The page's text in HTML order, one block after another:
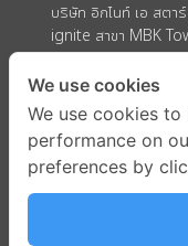
บริษัท อิกไนท์ เอ สตา
ignite สาขา MBK
ถนนพญาไท แขวงวัง
We use cookies
We use cookies
performance on
preferences by